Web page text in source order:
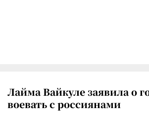
Лайма Вайкуле заявила о
воевать с россиянами